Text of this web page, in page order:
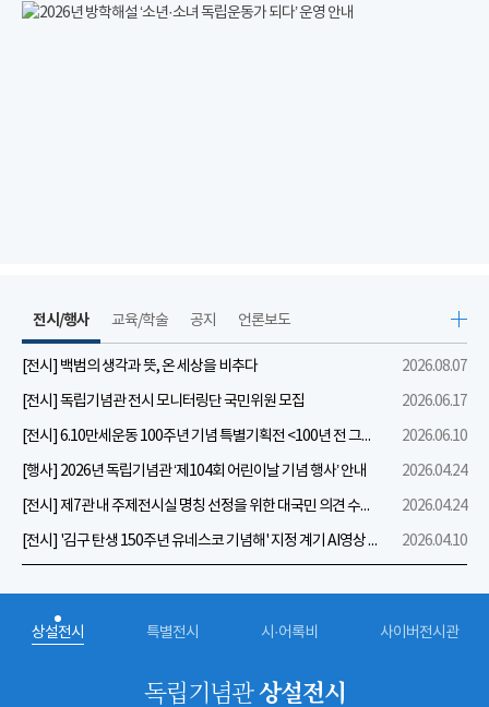
전시/행사
[전시] 백범의 생각과 뜻, 온 세상을 비추다
2026.08.07
[전시] 독립기념관 전시 모니터링단 국민위원 모집
2026.06.17
[전시] 6.10만세운동 100주년 기념 특별기획전 <100년 전 그날을 보다: 6.10만세운동>
2026.06.10
[행사] 2026년 독립기념관 ‘제104회 어린이날 기념 행사’ 안내
2026.04.24
[전시] 제7관 내 주제전시실 명칭 선정을 위한 대국민 의견 수렴 실시
2026.04.24
[전시] '김구 탄생 150주년 유네스코 기념해' 지정 계기 AI영상 국민공모 개최 안내
2026.04.10
교육/학술 공지 언론보도
상설전시 특별전시 시·어록비 사이버전시관
독립기념관상설전시